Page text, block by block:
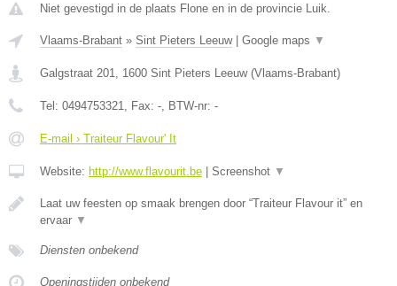
Niet gevestigd in de plaats Flone en in de provincie Luik.
Vlaams-Brabant » Sint Pieters Leeuw| Google maps ▼
Galgstraat 201, 1600 Sint Pieters Leeuw(Vlaams-Brabant)
Tel: 0494753321, Fax: -, BTW-nr: -
E-mail › Traiteur Flavour' It
Website: http://www.flavourit.be Screenshot ▼
Laat uw feesten op smaak brengen door “Traiteur Flavour it” en
ervaar ▼
Diensten onbekend
Openingstijden onbekend